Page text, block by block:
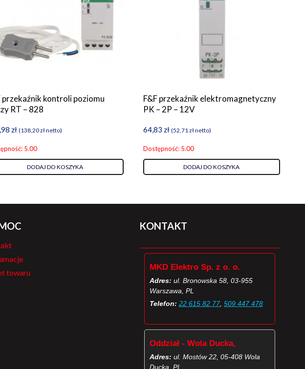
przekaźnik kontroli poziomu
RT – 828
zł (138,20złnetto)
5.00
DODAJ DO KOSZYKA
F&F przekaźnik elektromagnetyczny
PK – 2P – 12V
64,83 zł (52,71 złnetto)
Dostępność: 5.00
DODAJ DO KOSZYKA
towaru
KONTAKT
MKD Elektro Sp. z o. o.
Adres: ul. Bronowska 58, 03-955
Warszawa, PL
Telefon: 22 615 82 77, 509 447 478
Oddział - Wola Ducka,
Adres: ul. Mostów 22, 05-408 Wola
Ducka, PL